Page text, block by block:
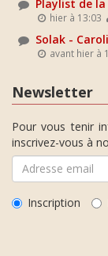
Playlist de
hier à 13:03
Solak -
avant hier à
Newsletter
Pour vous tenir
inscrivez-vous à
Inscription